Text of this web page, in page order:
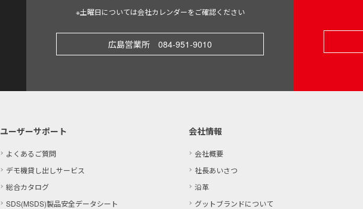
※土曜日については会社カレンダーをご確認ください
広島営業所 084-951-9010
ユーザーサポート
よくあるご質問
デモ機貸し出しサービス
総合カタログ
SDS(MSDS)製品安全データシート
会社情報
会社概要
社長あいさつ
沿革
グットブランドについて